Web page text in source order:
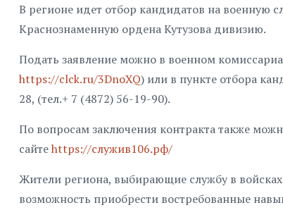
В регионе идет отбор кандидатов на военную
Краснознаменную ордена Кутузова дивизию.
Подать заявление можно в военном
https://clck.ru/3DnoXQ) или в пункте отбора
28, (тел.+ 7 (4872) 56-19-90).
По вопросам заключения контракта также
сайтеhttps://служив106.рф/
Жители региона, выбирающие службу в
возможность приобрести востребованные